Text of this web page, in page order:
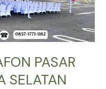
PASAR
SELATAN